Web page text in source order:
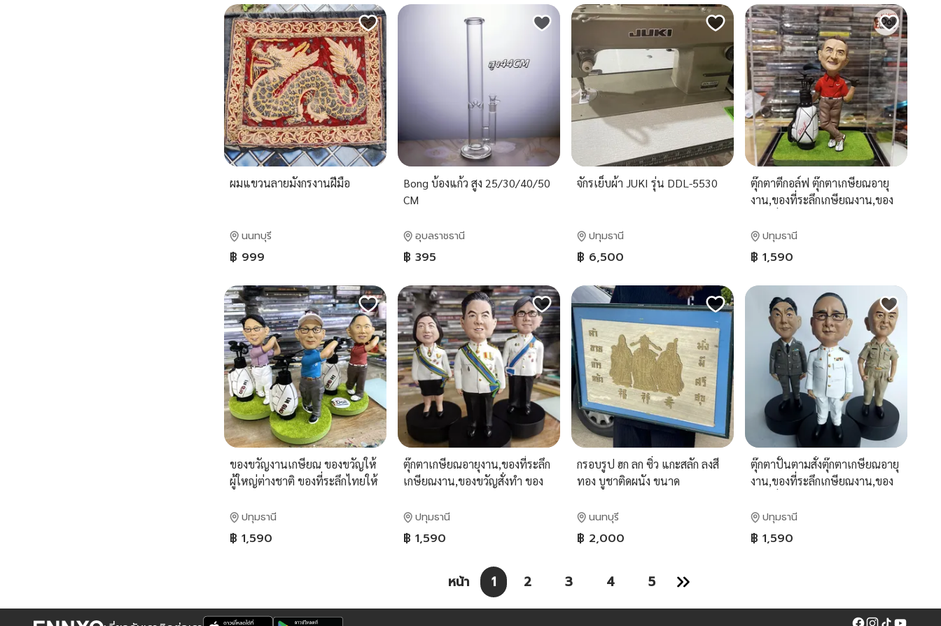
ผมแขวนลายมังกรงานฝีมือ
นนทบุรี
฿ 999
Bong บ้องแก้ว สูง 25/30/40/50
CM
อุบลราชธานี
฿ 395
จักรเย็บผ้า JUKI รุ่น DDL-5530
ปทุมธานี
฿ 6,500
ตุ๊กตาตีกอล์ฟ ตุ๊กตาเกษียณอายุ
งาน,ของที่ระลึกเกษียณงาน,ของ
ปทุมธานี
฿ 1,590
ของขวัญงานเกษียณ ของขวัญให้
ผู้ใหญ่ต่างชาติ ของที่ระลึกไทยให้
ปทุมธานี
฿ 1,590
ตุ๊กตาเกษียณอายุงาน,ของที่ระลึก
เกษียณงาน,ของขวัญสั่งทำ ของ
ปทุมธานี
฿ 1,590
กรอบรูป ฮก ลก ซิ่ว แกะสลัก ลงสี
ทอง บูชาติดผนัง ขนาด
นนทบุรี
฿ 2,000
ตุ๊กตาปั้นตามสั่งตุ๊กตาเกษียณอายุ
งาน,ของที่ระลึกเกษียณงาน,ของ
ปทุมธานี
฿ 1,590
หน้า 1 2 3 4 5
Facebook
Instagram
TiktokYouTube